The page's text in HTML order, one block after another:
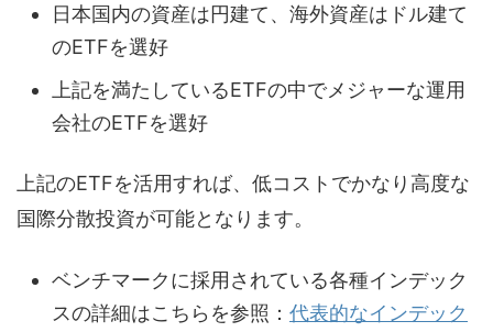
日本国内の資産は円建て、海外資産はドル建て
のETFを選好
上記を満たしているETFの中でメジャーな運用
会社のETFを選好
上記のETFを活用すれば、低コストでかなり高度な
国際分散投資が可能となります。
ベンチマークに採用されている各種インデック
スの詳細はこちらを参照： 代表的なインデック